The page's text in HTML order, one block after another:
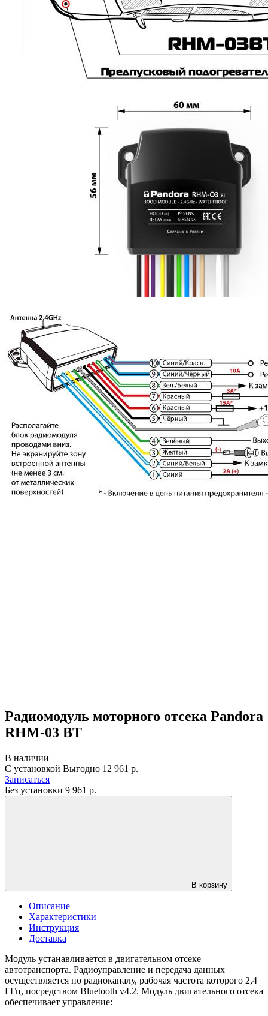
Радиомодуль моторного отсека Pandora
RHM-03 BT
В наличии
С установкой Выгодно 12 961 р.
Записаться
Без установки 9 961 р.
В корзину
Описание
Характеристики
Инструкция
Доставка
Модуль устанавливается в двигательном отсеке
автотранспорта. Радиоуправление и передача данных
осуществляется по радиоканалу, рабочая частота которого 2,4
ГГц, посредством Bluetooth v4.2. Модуль двигательного отсека
обеспечивает управление: